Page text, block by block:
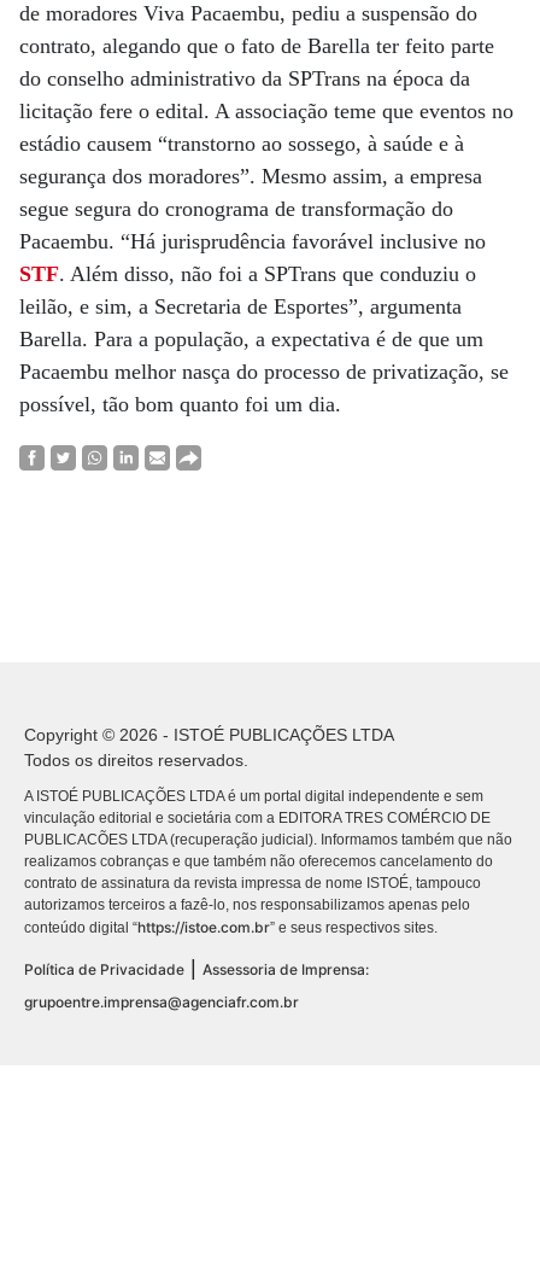
de moradores Viva Pacaembu, pediu a suspensão do
contrato, alegando que o fato de Barella ter feito parte
do conselho administrativo da SPTrans na época da
licitação fere o edital. A associação teme que eventos no
estádio causem “transtorno ao sossego, à saúde e à
segurança dos moradores”. Mesmo assim, a empresa
segue segura do cronograma de transformação do
Pacaembu. “Há jurisprudência favorável inclusive no
STF. Além disso, não foi a SPTrans que conduziu o
leilão, e sim, a Secretaria de Esportes”, argumenta
Barella. Para a população, a expectativa é de que um
Pacaembu melhor nasça do processo de privatização, se
possível, tão bom quanto foi um dia.
Copyright © 2026 - ISTOÉ PUBLICAÇÕES LTDA
Todos os direitos reservados.
A ISTOÉ PUBLICAÇÕES LTDA é um portal digital independente e sem
vinculação editorial e societária com a EDITORA TRES COMÉRCIO DE
PUBLICACÕES LTDA (recuperação judicial). Informamos também que não
realizamos cobranças e que também não oferecemos cancelamento do
contrato de assinatura da revista impressa de nome ISTOÉ, tampouco
autorizamos terceiros a fazê-lo, nos responsabilizamos apenas pelo
conteúdo digital “https://istoe.com.br” e seus respectivos sites.
Política de Privacidade
Assessoria de Imprensa:
grupoentre.imprensa@agenciafr.com.br